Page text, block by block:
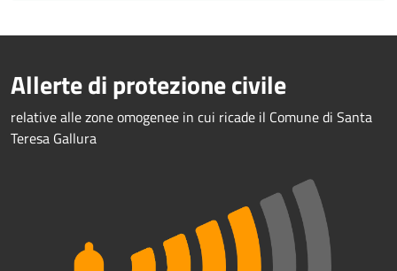
Allerte di protezione civile
relative alle zone omogenee in cui ricade il Comune di Santa
Teresa Gallura